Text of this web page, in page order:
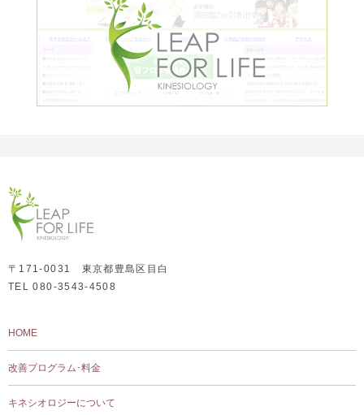
〒171-0031 東京都豊島区目白
TEL 080-3543-4508
HOME
改善プログラム･料金
キネシオロジーについて